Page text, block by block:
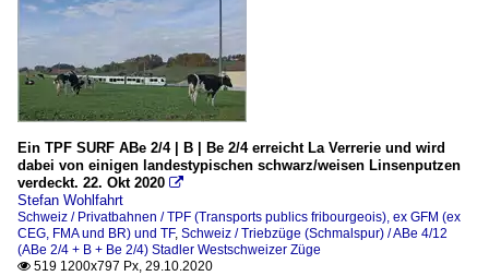
Ein TPF SURF ABe 2/4 | B | Be 2/4 erreicht La Verrerie und wird
dabei von einigen landestypischen schwarz/weisen Linsenputzen
verdeckt. 22. Okt 2020 
Stefan Wohlfahrt
Schweiz / Privatbahnen / TPF (Transports publics fribourgeois), ex GFM (ex
CEG, FMA und BR) und TF, Schweiz / Triebzüge (Schmalspur) / ABe 4/12
(ABe 2/4 + B + Be 2/4) Stadler Westschweizer Züge
 519 1200x797 Px, 29.10.2020